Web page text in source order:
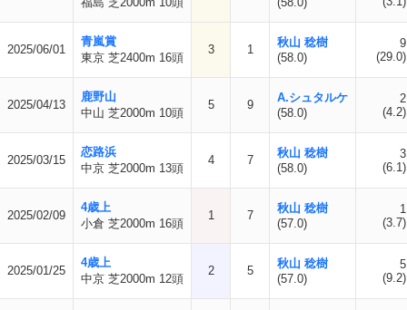
2025/06/01
青嵐賞
東京 芝2400m 16頭
3 1
秋山 稔樹
(58.0)
9
(29.0)
2025/04/13
鹿野山
中山 芝2000m 10頭
5 9
A.シュタルケ
(58.0)
2
(4.2)
2025/03/15
恋路浜
中京 芝2000m 13頭
4 7
秋山 稔樹
(58.0)
3
(6.1)
2025/02/09
4歳上
小倉 芝2000m 16頭
1 7
秋山 稔樹
(57.0)
1
(3.7)
2025/01/25
4歳上
中京 芝2000m 12頭
2 5
秋山 稔樹
(57.0)
5
(9.2)